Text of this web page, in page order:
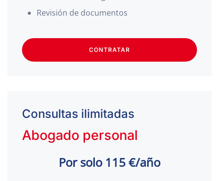
Revisión de documentos
CONTRATAR
Consultas ilimitadas
Abogado personal
Por solo 115 €/año